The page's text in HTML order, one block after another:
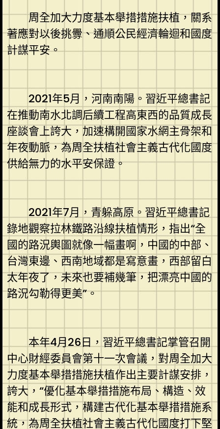
周全加大力度基本舉措措施扶植，關系
著應對以後挑釁、通順公民經濟輪迴和國度
計謀平安。
2021年5月，河南南陽。習近平總書記
在推動南水北調后續工程高東西的品質成長
座談會上誇大，加速構開國家水網主骨架和
年夜動脈，為周全扶植社會主義古代化國度
供給無力的水平安保證。
2021年7月，青躲高原。習近平總書記
錄地觀察拉林鐵路沿線扶植情形，指出“全
國的路況輿圖就像一幅畫啊，中國的中部、
台灣東邊、西南地域都是寫意畫，西部留白
太年夜了，未來也要補幾筆，把漂亮中國的
路況勾勒得更美”。
本年4月26日，習近平總書記掌管召開
中心財經委員會第十一次會議，對周全加大
力度基本舉措措施扶植作出主要計謀安排，
誇大，“優化基本舉措措施布局、構造、效
能和成長形式，構建古代化基本舉措措施系
統，為周全扶植社會主義古代化國度打下堅